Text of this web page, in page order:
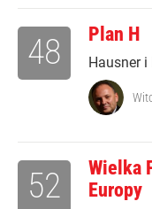
Plan H
Hausner
48
Wielka
Europy
52